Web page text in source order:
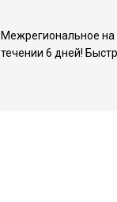
Межрегиональное на
течении 6 дней!